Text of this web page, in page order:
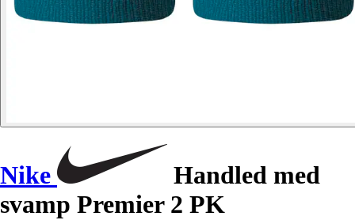
Nike
Handled med
svamp Premier 2 PK